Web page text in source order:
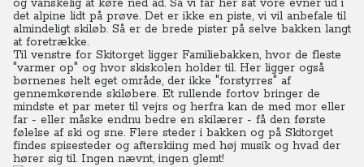
og vanskelig at køre ned ad. Så vi får her sat vore evner ud i
det alpine lidt på prøve. Det er ikke en piste, vi vil anbefale til
almindeligt skiløb. Så er de brede pister på selve bakken langt
at foretrække.
Til venstre for Skitorget ligger Familiebakken, hvor de fleste
"varmer op" og hvor skiskolen holder til. Her ligger også
børnenes helt eget område, der ikke "forstyrres" af
gennemkørende skiløbere. Et rullende fortov bringer de
mindste et par meter til vejrs og herfra kan de med mor eller
far - eller måske endnu bedre en skilærer - få den første
følelse af ski og sne. Flere steder i bakken og på Skitorget
findes spisesteder og afterskiing med høj musik og hvad der
hører sig til. Ingen nævnt, ingen glemt!